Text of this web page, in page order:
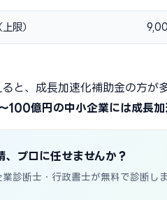
限）
と、成長加速化補助金の方が
100億円の中小企業には成長
、プロに任せませんか？
診断士・行政書士が無料で診断し